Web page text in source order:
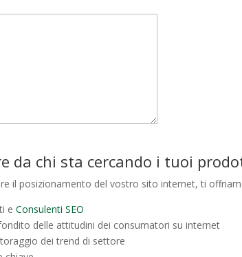
da chi sta cercando i tuoi
il posizionamento del vostro sito internet, ti
eConsulenti SEO
delle attitudini dei consumatori su internet
dei trend di settore